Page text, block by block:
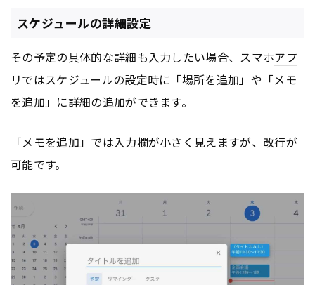
スケジュールの詳細設定
その予定の具体的な詳細も入力したい場合、スマホアプ
リではスケジュールの設定時に「場所を追加」や「メモ
を追加」に詳細の追加ができます。
「メモを追加」では入力欄が小さく見えますが、改行が
可能です。